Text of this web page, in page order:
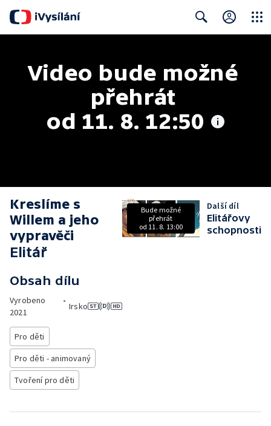
Video bude možné
přehrát
od 11. 8. 12:50
Kreslíme s
Willem a jeho
vypravěči
Elitář
Obsah dílu
Vyrobeno
2021
•
Irsko
Pro děti
Pro děti - animovaný
Tvoření pro děti
Bude možné
přehrát
od 11. 8. 13:00
Další díl
Elitářovy
schopnosti